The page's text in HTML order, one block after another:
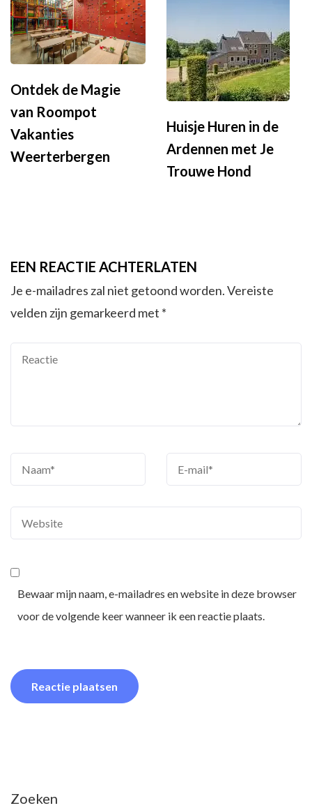
Ontdek de Magie
van Roompot
Vakanties
Weerterbergen
Huisje Huren in de
Ardennen met Je
Trouwe Hond
EEN REACTIE ACHTERLATEN
Je e-mailadres zal niet getoond worden.Vereiste
velden zijn gemarkeerd met *
Bewaar mijn naam, e-mailadres en website in deze browser
voor de volgende keer wanneer ik een reactie plaats.
Zoeken